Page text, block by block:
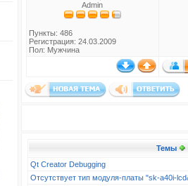
Admin
Пункты: 486
Регистрация: 24.03.2009
Пол: Мужчина
Темы
Qt Creator Debugging
Отсутствует тип модуля-платы "sk-a40i-